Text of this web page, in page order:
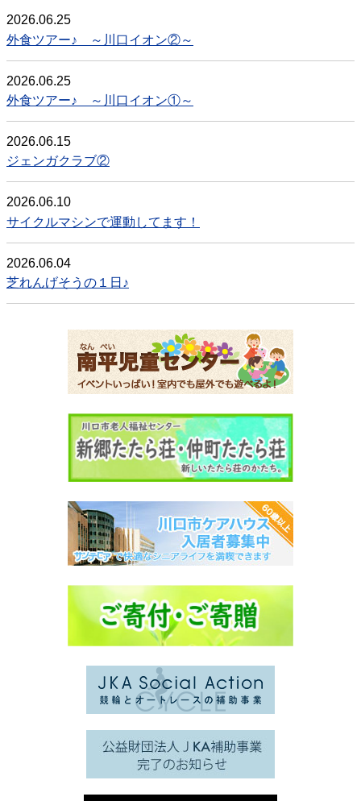
2026.06.25
外食ツアー♪ ～川口イオン②～
2026.06.25
外食ツアー♪ ～川口イオン①～
2026.06.15
ジェンガクラブ②
2026.06.10
サイクルマシンで運動してます！
2026.06.04
芝れんげそうの１日♪